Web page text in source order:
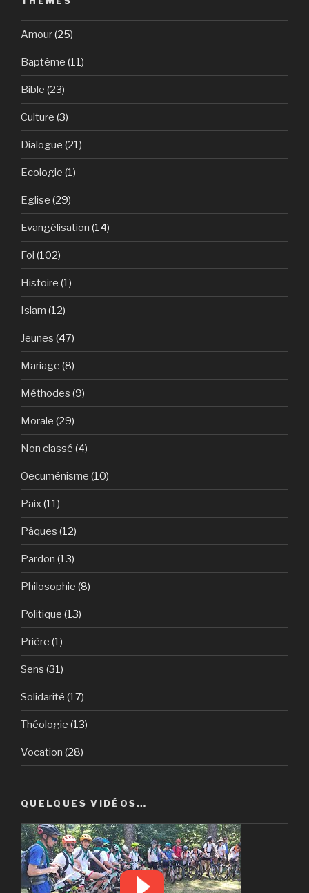
Amour(25)
Baptême (11)
Bible (23)
Culture (3)
Dialogue (21)
Ecologie (1)
Eglise (29)
Evangélisation (14)
Foi (102)
Histoire (1)
Islam (12)
Jeunes (47)
Mariage (8)
Méthodes (9)
Morale (29)
Non classé (4)
Oecuménisme (10)
Paix(11)
Pâques (12)
Pardon (13)
Philosophie (8)
Politique (13)
Prière (1)
Sens (31)
Solidarité (17)
Théologie (13)
Vocation (28)
QUELQUES VIDÉOS…